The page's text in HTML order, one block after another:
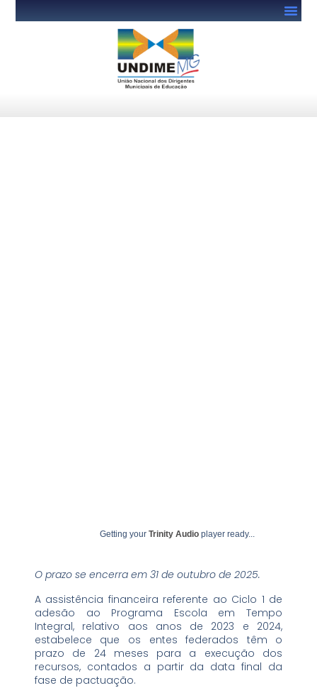
Getting your Trinity Audioplayer ready...
O prazo se encerra em 31 de outubro de 2025.
A assistência financeira referente ao Ciclo 1 de
adesão ao Programa Escola em Tempo
Integral, relativo aos anos de 2023 e 2024,
estabelece que os entes federados têm o
prazo de 24 meses para a execução dos
recursos, contados a partir da data final da
fase de pactuação.